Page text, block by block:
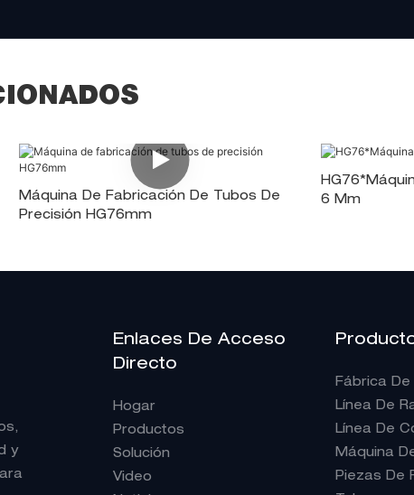
Máquina De Fabricación De Tubos De
Precisión HG76mm
6 Mm
y
Enlaces De Acceso
Directo
Hogar
Productos
Solución
Video
Fábrica De
Línea De
Línea De
Máquina
Piezas De